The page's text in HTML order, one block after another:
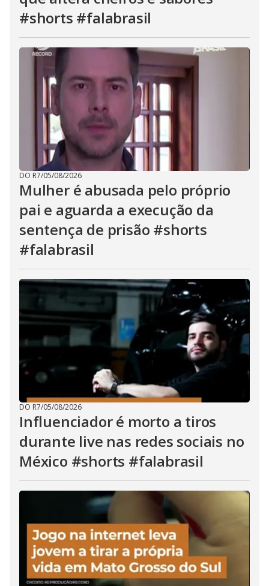
#shorts #falabrasil
DO R7/05/08/2026
Mulher é abusada pelo próprio
pai e aguarda a execução da
sentença de prisão #shorts
#falabrasil
DO R7/05/08/2026
Influenciador é morto a tiros
durante live nas redes sociais no
México #shorts #falabrasil